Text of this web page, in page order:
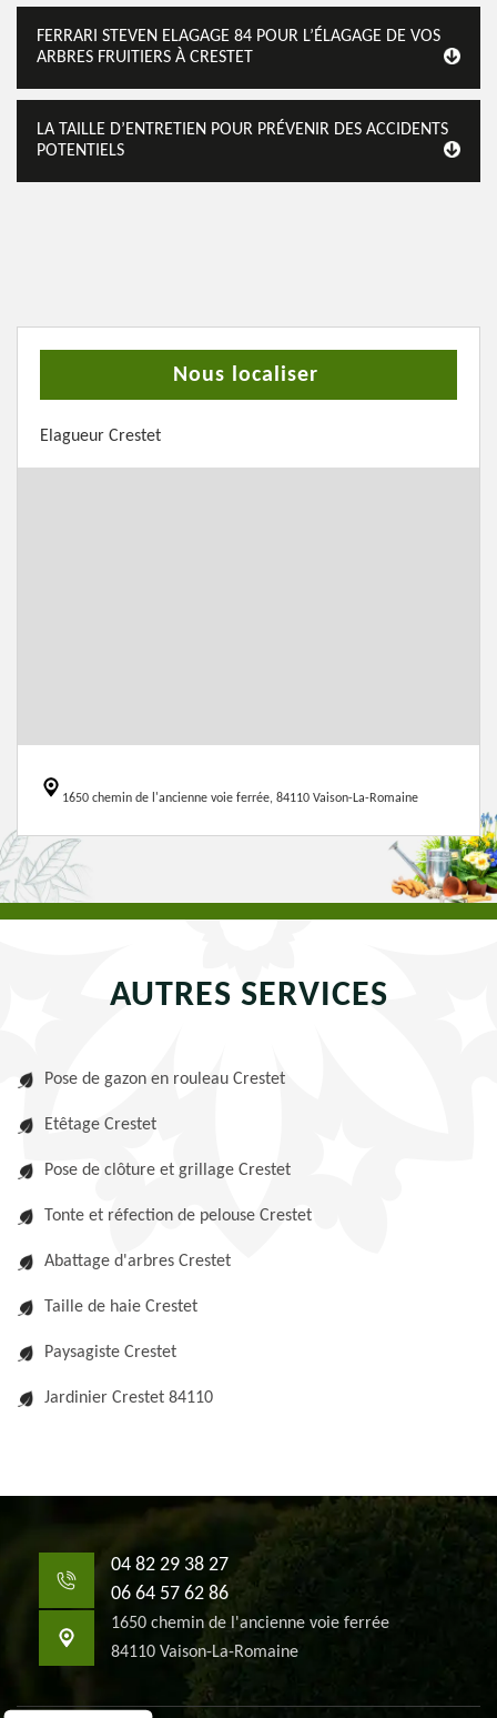
FERRARI STEVEN ELAGAGE 84 POUR L’ÉLAGAGE DE VOS
ARBRES FRUITIERS À CRESTET
LA TAILLE D’ENTRETIEN POUR PRÉVENIR DES ACCIDENTS
POTENTIELS
Nous localiser
Elagueur Crestet
1650 chemin de l'ancienne voie ferrée, 84110 Vaison-La-Romaine
AUTRES SERVICES
Pose de gazon en rouleau Crestet
Etêtage Crestet
Pose de clôture et grillage Crestet
Tonte et réfection de pelouse Crestet
Abattage d'arbres Crestet
Taille de haie Crestet
Paysagiste Crestet
Jardinier Crestet 84110
04 82 29 38 27
06 64 57 62 86
1650 chemin de l'ancienne voie ferrée
84110 Vaison-La-Romaine